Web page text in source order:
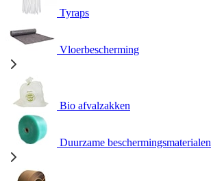
Tyraps
Vloerbescherming
Bio afvalzakken
Duurzame beschermingsmaterialen